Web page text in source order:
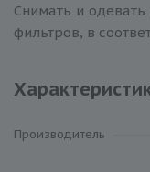
Снимать и
фильтров, в
Производитель